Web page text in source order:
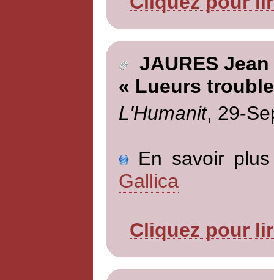
JAURES Jean
« Lueurs
L'Humanit, 29-
En savoir
Gallica
Cliquez pour